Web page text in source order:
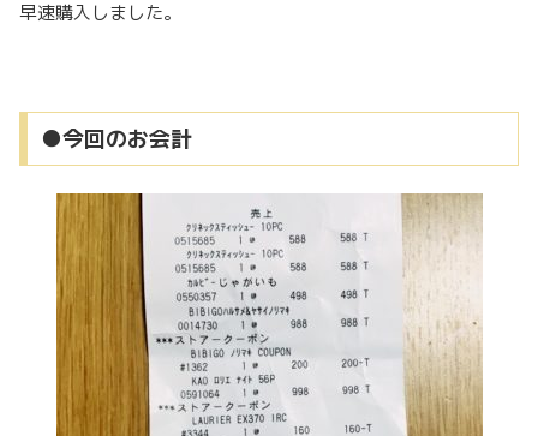
早速購入しました。
●今回のお会計